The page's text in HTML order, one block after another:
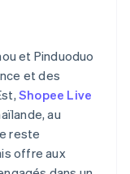
et Pinduoduo
et des
Shopee Live
au
reste
offre aux